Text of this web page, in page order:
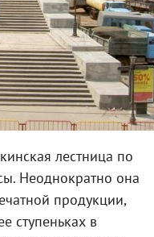
лестница по
Неоднократно она
продукции,
ступеньках в